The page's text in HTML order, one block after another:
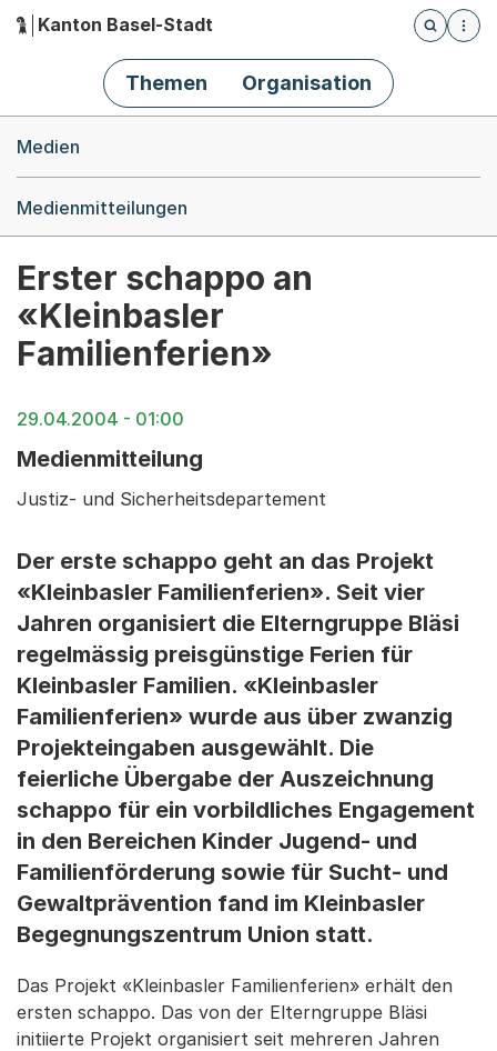
Hauptnavigation
Kanton Basel-Stadt
Öffnet
Themen Organisation
Medien
Medienmitteilungen
Erster schappo an
«Kleinbasler
Familienferien»
29.04.2004 - 01:00
Medienmitteilung
Justiz- und Sicherheitsdepartement
Der erste schappo geht an das Projekt
«Kleinbasler Familienferien». Seit vier
Jahren organisiert die Elterngruppe Bläsi
regelmässig preisgünstige Ferien für
Kleinbasler Familien. «Kleinbasler
Familienferien» wurde aus über zwanzig
Projekteingaben ausgewählt. Die
feierliche Übergabe der Auszeichnung
schappo für ein vorbildliches Engagement
in den Bereichen Kinder Jugend- und
Familienförderung sowie für Sucht- und
Gewaltprävention fand im Kleinbasler
Begegnungszentrum Union statt.
Das Projekt «Kleinbasler Familienferien» erhält den
ersten schappo. Das von der Elterngruppe Bläsi
initiierte Projekt organisiert seit mehreren Jahren